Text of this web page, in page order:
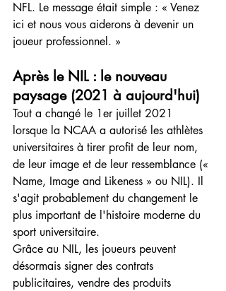
NFL. Le message était simple : « Venez
ici et nous vous aiderons à devenir un
joueur professionnel. »
Après le NIL : le nouveau
paysage (2021 à aujourd'hui)
Tout a changé le 1er juillet 2021
lorsque la NCAA a autorisé les athlètes
universitaires à tirer profit de leur nom,
de leur image et de leur ressemblance («
Name, Image and Likeness » ou NIL). Il
s'agit probablement du changement le
plus important de l'histoire moderne du
sport universitaire.
Grâce au NIL, les joueurs peuvent
désormais signer des contrats
publicitaires, vendre des produits